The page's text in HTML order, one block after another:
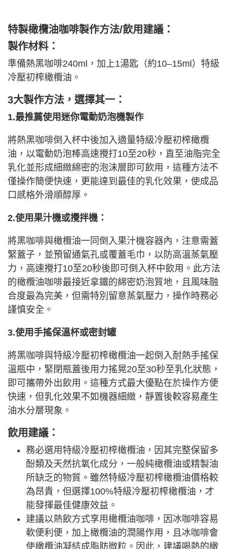
特製橄欖油咖啡製作方法/飲用建議：
製作材料：
準備熱黑咖啡240ml，加上1湯匙（約10–15ml）特級
冷壓初榨橄欖油。
3大製作方法，選擇其一：
1.最推薦使用迷你電動奶泡機製作
將熱黑咖啡倒入杯中後加入適量特級冷壓初榨橄欖
油，以電動奶泡棒高速攪打10至20秒，直至油脂完全
乳化並形成細緻綿密的泡沫層即可飲用，這種方法不
僅操作簡便快速，更能達到最佳的乳化效果，使成品
口感格外滑順醇厚。
2.使用果汁機或攪拌機：
將黑咖啡與橄欖油一同倒入果汁機容器內，注意需蓋
緊蓋子，並預留通氣孔或覆蓋毛巾，以防高溫蒸氣壓
力，高速攪打10至20秒後即可倒入杯中飲用。此方法
的橄欖油咖啡最接近拿鐵的綿密奶泡質地，且風味融
合度最為完美，但需特別留意蒸氣壓力，操作時務必
謹慎安全。
3.使用手搖保溫杯或密封罐
將黑咖啡與特級冷壓初榨橄欖油一起倒入耐熱手搖保
溫瓶中，緊閉瓶蓋後用力搖晃20至30秒至乳化狀態，
即可攜帶外出飲用。這種方式最大優點在於操作方便
快速，但乳化效果不如機器細緻，靜置後較容易產生
油水分層現象。
飲用建議：
務必選用特級冷壓初榨橄欖油，因其完整保留多
酚類及天然抗氧化成分，一般純橄欖油或精製油
所缺乏的物質。雖然特級冷壓初榨橄欖油價格較
為昂貴，但選擇100%特級冷壓初榨橄欖油，才
能發揮最佳健康效益。
建議以熱飲方式享用橄欖油咖啡，因冰咖啡容易
軟便利便，加上橄欖油的潤腸作用，且冰咖啡會
使橄欖油凝結成脂肪微粒。因此，建議喝熱的橄